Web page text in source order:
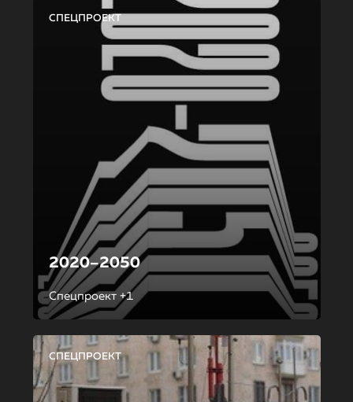
СПЕЦПРОЕКТ
2020–2050
Спецпроект +1
СПЕЦПРОЕКТ